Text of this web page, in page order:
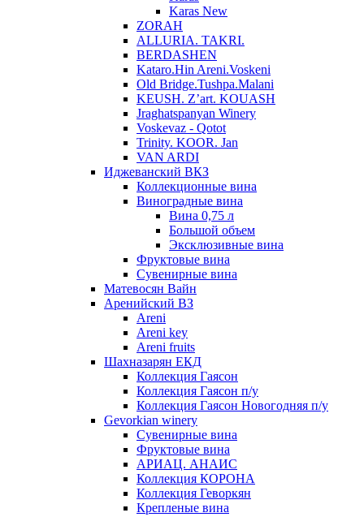
Karas New
ZORAH
ALLURIA. TAKRI.
BERDASHEN
Kataro.Hin Areni.Voskeni
Old Bridge.Tushpa.Malani
KEUSH. Z’art. KOUASH
Jraghatspanyan Winery
Voskevaz - Qotot
Trinity. KOOR. Jan
VAN ARDI
Иджеванский ВКЗ
Коллекционные вина
Виноградные вина
Вина 0,75 л
Большой объем
Эксклюзивные вина
Фруктовые вина
Cувенирные вина
Матевосян Вайн
Аренийский ВЗ
Areni
Areni key
Areni fruits
Шахназарян ЕКД
Коллекция Гаясон
Коллекция Гаясон п/у
Коллекция Гаясон Новогодняя п/у
Gevorkian winery
Сувенирные вина
Фруктовые вина
АРИАЦ. АНАИС
Коллекция КОРОНА
Коллекция Геворкян
Крепленые вина